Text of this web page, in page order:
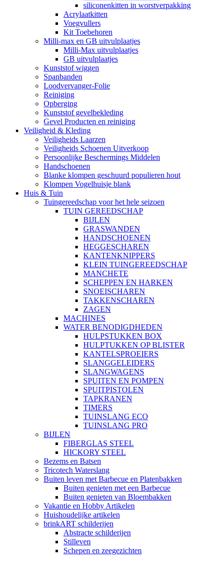
siliconenkitten in worstverpakking
Acrylaatkitten
Voegvullers
Kit Toebehoren
Milli-max en GB uitvulplaatjes
Milli-Max uitvulplaatjes
GB uitvulplaatjes
Kunststof wiggen
Spanbanden
Loodvervanger-Folie
Reiniging
Opberging
Kunststof gevelbekleding
Gevel Producten en reiniging
Veiligheid & Kleding
Veiligheids Laarzen
Veiligheids Schoenen Uitverkoop
Persoonlijke Beschermings Middelen
Handschoenen
Blanke klompen geschuurd populieren hout
Klompen Vogelhuisje blank
Huis & Tuin
Tuingereedschap voor het hele seizoen
TUIN GEREEDSCHAP
BIJLEN
GRASWANDEN
HANDSCHOENEN
HEGGESCHAREN
KANTENKNIPPERS
KLEIN TUINGEREEDSCHAP
MANCHETE
SCHEPPEN EN HARKEN
SNOEISCHAREN
TAKKENSCHAREN
ZAGEN
MACHINES
WATER BENODIGDHEDEN
HULPSTUKKEN BOX
HULPTUKKEN OP BLISTER
KANTELSPROEIERS
SLANGGELEIDERS
SLANGWAGENS
SPUITEN EN POMPEN
SPUITPISTOLEN
TAPKRANEN
TIMERS
TUINSLANG ECO
TUINSLANG PRO
BIJLEN
FIBERGLAS STEEL
HICKORY STEEL
Bezems en Batsen
Tricotech Waterslang
Buiten leven met Barbecue en Platenbakken
Buiten genieten met een Barbecue
Buiten genieten van Bloembakken
Vakantie en Hobby Artikelen
Huishoudelijke artikelen
brinkART schilderijen
Abstracte schilderijen
Stilleven
Schepen en zeegezichten